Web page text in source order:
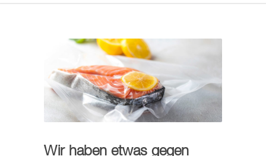
Wir haben etwas gegen